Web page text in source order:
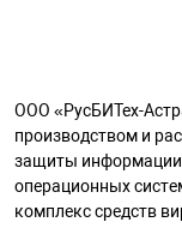
ООО «РусБИТех-
производством и
защиты
операционных
комплекс средств